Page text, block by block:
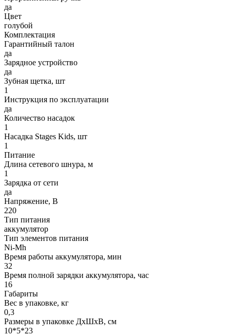
да
Цвет
голубой
Комплектация
Гарантийный талон
да
Зарядное устройство
да
Зубная щетка, шт
1
Инструкция по эксплуатации
да
Количество насадок
1
Насадка Stages Kids, шт
1
Питание
Длина сетевого шнура, м
1
Зарядка от сети
да
Напряжение, В
220
Тип питания
аккумулятор
Тип элементов питания
Ni-Mh
Время работы аккумулятора, мин
32
Время полной зарядки аккумулятора, час
16
Габариты
Вес в упаковке, кг
0,3
Размеры в упаковке ДxШxВ, см
10*5*23